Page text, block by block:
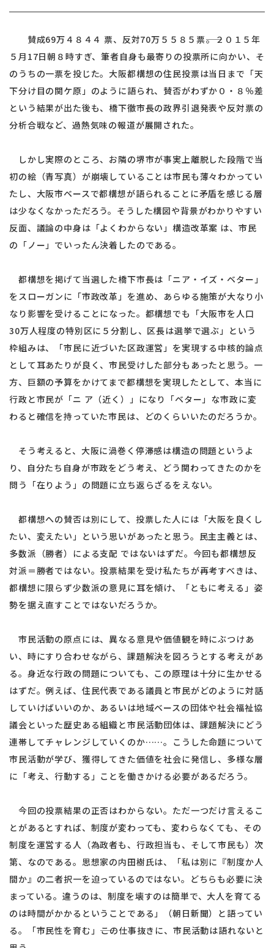
賛成69万４８４４ 票、反対70万５５８５票――。２０１５年
５月17日朝８時すぎ、筆者自身も最寄りの投票所に向かい、そ
のうちの一票を投じた。大阪都構想の住民投票は当日まで「天
下分け目の関ケ原」のように語られ、賛否がわずか０・８％差
という結果が出た後も、橋下徹市長の政界引退発表や反対票の
分析合戦など、過熱気味の報道が展開された。
しかし実際のところ、お隣の堺市が事実上離脱した段階で当
初の絵（青写真）が崩壊していることは市民も薄々わかってい
たし、大阪市ベースで都構想が語られることに矛盾を感じる層
は少なくなかっただろう。そうした構図や背景がわかりやすい
反面、議論の中身は「よくわからない」構造改革案 は、市民
の「ノー」でいったん決着したのである。
都構想を掲げて当選した橋下市長は「ニア・イズ・ベター」
をスローガンに「市政改革」を進め、あらゆる施策が大なり小
なり影響を受けることになった。都構想でも「大阪市を人口
30万人程度の特別区に５分割し、区長は選挙で選ぶ」という
枠組みは、「市民に近づいた区政運営」を実現する中核的論点
として耳あたりが良く、市民受けした部分もあったと思う。一
方、巨額の予算をかけてまで都構想を実現したとして、本当に
行政と市民が「ニ ア（近く）」になり「ベター」な市政に変
わると確信を持っていた市民は、どのくらいいたのだろうか。
そう考えると、大阪に渦巻く停滞感は構造の問題というよ
り、自分たち自身が市政をどう考え、どう関わってきたのかを
問う「在りよう」の問題に立ち返らざるをえない。
都構想への賛否は別にして、投票した人には「大阪を良くし
たい、変えたい」という思いがあったと思う。民主主義とは、
多数派（勝者）による支配 ではないはずだ。今回も都構想反
対派＝勝者ではない。投票結果を受け私たちが再考すべきは、
都構想に限らず少数派の意見に耳を傾け、「ともに考える」姿
勢を据え直すことではないだろうか。
市民活動の原点には、異なる意見や価値観を時にぶつけあ
い、時にすり合わせながら、課題解決を図ろうとする考えがあ
る。身近な行政の問題についても、この原理は十分に生かせる
はずだ。例えば、住民代表である議員と市民がどのように対話
していけばいいのか、あるいは地域ベースの団体や社会福祉協
議会といった歴史ある組織と市民活動団体は、課題解決にどう
連帯してチャレンジしていくのか……。こうした命題について
市民活動が学び、獲得してきた価値を社会に発信し、多様な層
に「考え、行動する」ことを働きかける必要があるだろう。
今回の投票結果の正否はわからない。ただ一つだけ言えるこ
とがあるとすれば、制度が変わっても、変わらなくても、その
制度を運営する人（為政者も、行政担当も、そして市民も）次
第、なのである。思想家の内田樹氏は、「私は別に『制度か人
間か』の二者択一を迫っているのではない。どちらも必要に決
まっている。違うのは、制度を壊すのは簡単で、大人を育てる
のは時間がかかるということである」（朝日新聞）と語ってい
る。「市民性を育む」――この仕事抜きに、市民活動は語れないと